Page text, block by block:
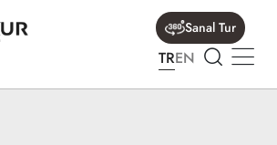
Sanal Tur
TREN